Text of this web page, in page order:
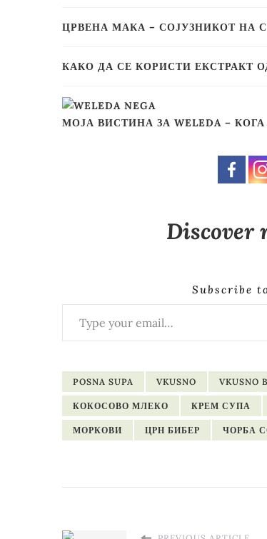
ЦРВЕНА МАКА – СОЈУЗНИКОТ НА
КАКО ДА СЕ КОРИСТИ ЕКСТРАКТ
МОЈА ВИСТИНА ЗА WELEDA –
Discover
Subscribe
Type your email…
POSNA SUPA VKUSNO VKUSNO
КОКОСОВО МЛЕКО КРЕМ СУПА
МОРКОВИ ЦРН БИБЕР ЧОРБА